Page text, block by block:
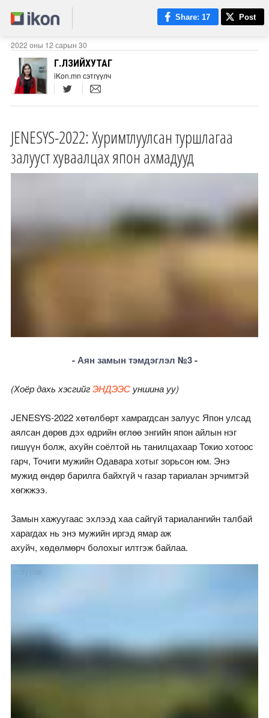
Share: 17 Post
2022 оны 12 сарын 30
Г.ӨЛЗИЙХУТАГ
iKon.mn сэтгүүлч
JENESYS-2022: Хуримтлуулсан туршлагаа
залууст хуваалцах япон ахмадууд
- Аян замын тэмдэглэл №3 -
(Хоёр дахь хэсгийгЭНДЭЭСуншина уу)
JENESYS-2022 хөтөлбөрт хамрагдсан залуус Япон улсад
аялсан дөрөв дэх өдрийн өглөө энгийн япон айлын нэг
гишүүн болж, ахуйн соёлтой нь танилцахаар Токио хотоос
гарч, Точиги мужийн Одавара хотыг зорьсон юм. Энэ
мужид өндөр барилга байхгүй ч газар тариалан эрчимтэй
хөгжжээ.
Замын хажуугаас эхлээд хаа сайгүй тариалангийн талбай
харагдах нь энэ мужийн иргэд ямар аж
ахуйч, хөдөлмөрч болохыг илтгэж байлаа.